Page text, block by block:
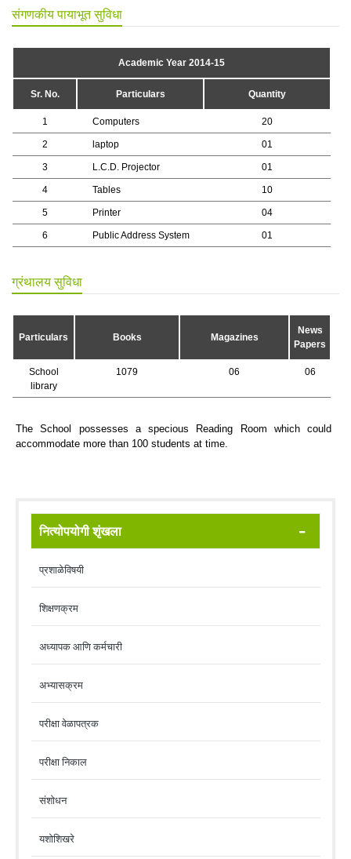
संगणकीय पायाभूत सुविधा
Academic Year 2014-15
Sr. No. Particulars Quantity
1 Computers 20
2 laptop 01
3 L.C.D. Projector 01
4 Tables 10
5 Printer 04
6 Public Address System 01
ग्रंथालय सुविधा
Particulars Books Magazines
News
Papers
School
library
1079 06 06
The School possesses a specious Reading Room which could
accommodate more than 100 students at time.
नित्योपयोगी शृंखला
प्रशाळेविषयी
शिक्षणक्रम
अध्यापक आणि कर्मचारी
अभ्यासक्रम
परीक्षा वेळापत्रक
परीक्षा निकाल
संशोधन
यशोशिखरे